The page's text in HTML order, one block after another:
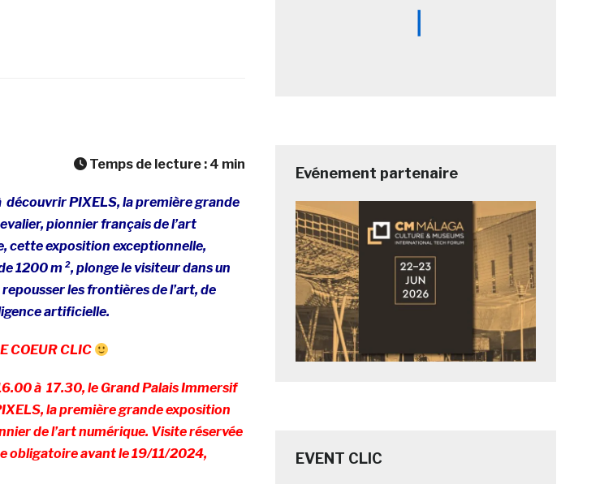
Temps de lecture : 4 min
PIXELS, la première grande
pionnier français de l’art
cette exposition exceptionnelle,
1200 m ², plonge le visiteur dans un
les frontières de l’art, de
artificielle.
COEUR CLIC
à 17.30, le Grand Palais Immersif
la première grande exposition
de l’art numérique. Visite réservée
obligatoire avant le 19/11/2024,
Evénement partenaire
EVENT CLIC